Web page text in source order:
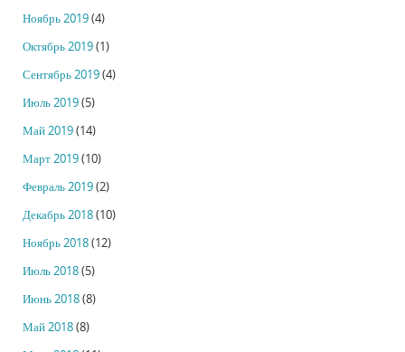
Ноябрь 2019(4)
Октябрь 2019(1)
Сентябрь 2019(4)
Июль 2019(5)
Май 2019(14)
Март 2019(10)
Февраль 2019(2)
Декабрь 2018(10)
Ноябрь 2018(12)
Июль 2018(5)
Июнь 2018(8)
Май 2018(8)